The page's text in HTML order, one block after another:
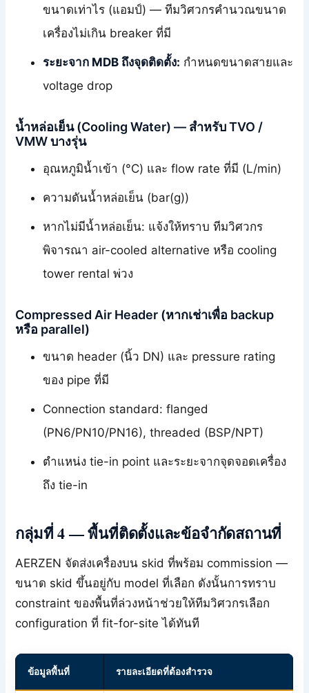
ขนาดเท่าไร (แอมป์) — ทีมวิศวกรคำนวณขนาด
เครื่องไม่เกิน breaker ที่มี
ระยะจาก MDB ถึงจุดติดตั้ง: กำหนดขนาดสายและ
voltage drop
น้ำหล่อเย็น (Cooling Water) — สำหรับ TVO /
VMW บางรุ่น
อุณหภูมิน้ำเข้า (°C) และ flow rate ที่มี (L/min)
ความดันน้ำหล่อเย็น (bar(g))
หากไม่มีน้ำหล่อเย็น: แจ้งให้ทราบ ทีมวิศวกร
พิจารณา air-cooled alternative หรือ cooling
tower rental พ่วง
Compressed Air Header (หากเช่าเพื่อ backup
หรือ parallel)
ขนาด header (นิ้ว DN) และ pressure rating
ของ pipe ที่มี
Connection standard: flanged
(PN6/PN10/PN16), threaded (BSP/NPT)
ตำแหน่ง tie-in point และระยะจากจุดจอดเครื่อง
ถึง tie-in
กลุ่มที่ 4 — พื้นที่ติดตั้งและข้อจำกัดสถานที่
AERZEN จัดส่งเครื่องบน skid ที่พร้อม commission —
ขนาด skid ขึ้นอยู่กับ model ที่เลือก ดังนั้นการทราบ
constraint ของพื้นที่ล่วงหน้าช่วยให้ทีมวิศวกรเลือก
configuration ที่ fit-for-site ได้ทันที
ข้อมูลพื้นที่ รายละเอียดที่ต้องสำรวจ